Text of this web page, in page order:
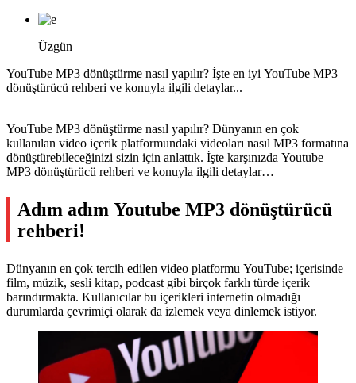
Üzgün
YouTube MP3 dönüştürme nasıl yapılır? İşte en iyi YouTube MP3
dönüştürücü rehberi ve konuyla ilgili detaylar...
YouTube MP3 dönüştürme nasıl yapılır? Dünyanın en çok
kullanılan video içerik platformundaki videoları nasıl MP3 formatına
dönüştürebileceğinizi sizin için anlattık. İşte karşınızda Youtube
MP3 dönüştürücü rehberi ve konuyla ilgili detaylar…
Adım adım Youtube MP3 dönüştürücü
rehberi!
Dünyanın en çok tercih edilen video platformu YouTube; içerisinde
film, müzik, sesli kitap, podcast gibi birçok farklı türde içerik
barındırmakta. Kullanıcılar bu içerikleri internetin olmadığı
durumlarda çevrimiçi olarak da izlemek veya dinlemek istiyor.